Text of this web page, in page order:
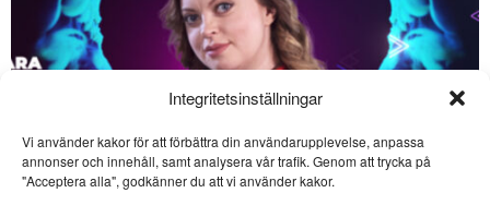
Integritetsinställningar
Vi använder kakor för att förbättra din användarupplevelse, anpassa
annonser och innehåll, samt analysera vår trafik. Genom att trycka på
"Acceptera alla", godkänner du att vi använder kakor.
SE ÄVEN